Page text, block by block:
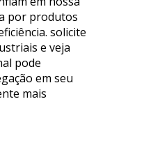
por produtos
solicite
e veja
pode
em seu
mais